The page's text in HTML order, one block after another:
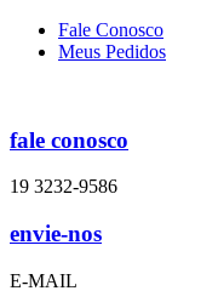
Fale Conosco
Meus Pedidos
fale conosco
19 3232-9586
envie-nos
E-MAIL